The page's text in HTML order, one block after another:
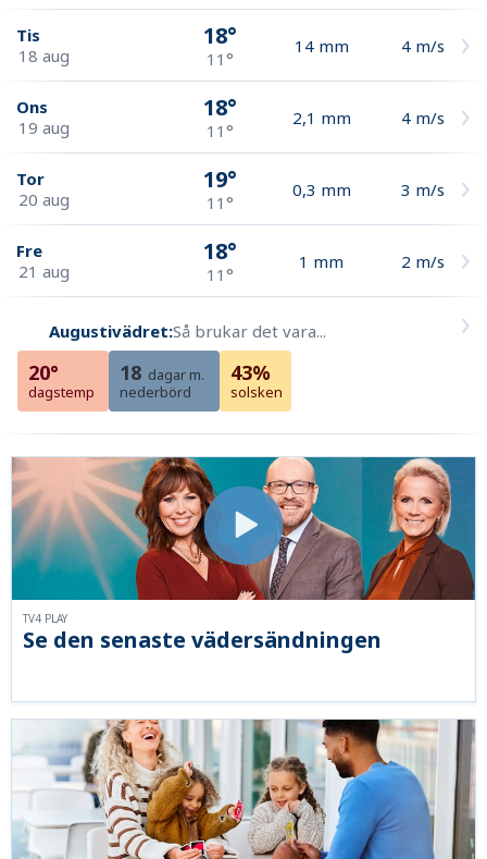
Tis
18 aug
18°
11°
14 mm 4 m/s
Ons
19 aug
18°
11°
2,1 mm 4 m/s
Tor
20 aug
19°
11°
0,3 mm 3 m/s
Fre
21 aug
18°
11°
1 mm 2 m/s
Augustivädret:Så brukar det vara...
20°
dagstemp
18 dagar m.
nederbörd
43%
solsken
Se den senaste vädersändningen
TV4 PLAY